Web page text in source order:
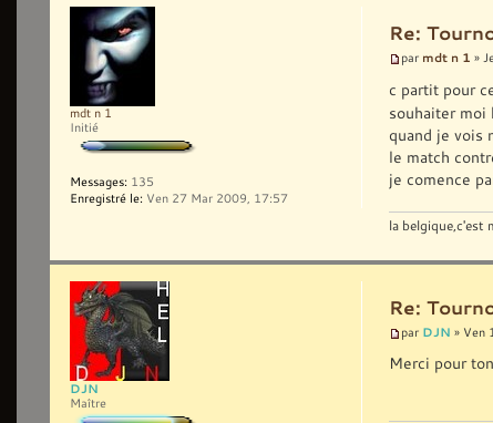
Re:
par mdt n 1 »
c partit pour
souhaiter moi
quand je vois
le match
je comence
la belgique,c'est
mdt n 1
Initié
Messages: 135
Enregistré le: Ven 27 Mar 2009, 17:57
Re:
par DJN » Ven
Merci pour
DJN
Maître